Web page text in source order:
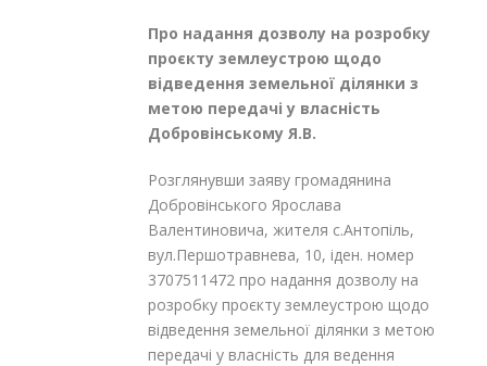
Про надання дозволу на розробку
проєкту землеустрою щодо
відведення земельної ділянки з
метою передачі у власність
Добровінському Я.В.
Розглянувши заяву громадянина
Добровінського Ярослава
Валентиновича, жителя с.Антопіль,
вул.Першотравнева, 10, іден. номер
3707511472 про надання дозволу на
розробку проєкту землеустрою щодо
відведення земельної ділянки з метою
передачі у власність для ведення